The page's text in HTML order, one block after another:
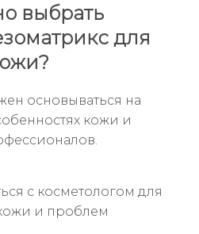
выбрать
для
основываться на
кожи и
с косметологом для
и проблем